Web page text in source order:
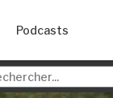
Podcasts